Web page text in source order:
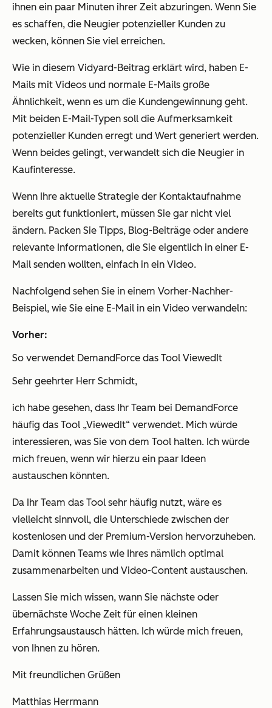
ihnen ein paar Minuten ihrer Zeit abzuringen. Wenn Sie
es schaffen, die Neugier potenzieller Kunden zu
wecken, können Sie viel erreichen.
Wie in diesem Vidyard-Beitrag erklärt wird, haben E-
Mails mit Videos und normale E-Mails große
Ähnlichkeit, wenn es um die Kundengewinnung geht.
Mit beiden E-Mail-Typen soll die Aufmerksamkeit
potenzieller Kunden erregt und Wert generiert werden.
Wenn beides gelingt, verwandelt sich die Neugier in
Kaufinteresse.
Wenn Ihre aktuelle Strategie der Kontaktaufnahme
bereits gut funktioniert, müssen Sie gar nicht viel
ändern. Packen Sie Tipps, Blog-Beiträge oder andere
relevante Informationen, die Sie eigentlich in einer E-
Mail senden wollten, einfach in ein Video.
Nachfolgend sehen Sie in einem Vorher-Nachher-
Beispiel, wie Sie eine E-Mail in ein Video verwandeln:
Vorher:
So verwendet DemandForce das Tool ViewedIt
Sehr geehrter Herr Schmidt,
ich habe gesehen, dass Ihr Team bei DemandForce
häufig das Tool „ViewedIt“ verwendet. Mich würde
interessieren, was Sie von dem Tool halten. Ich würde
mich freuen, wenn wir hierzu ein paar Ideen
austauschen könnten.
Da Ihr Team das Tool sehr häufig nutzt, wäre es
vielleicht sinnvoll, die Unterschiede zwischen der
kostenlosen und der Premium-Version hervorzuheben.
Damit können Teams wie Ihres nämlich optimal
zusammenarbeiten und Video-Content austauschen.
Lassen Sie mich wissen, wann Sie nächste oder
übernächste Woche Zeit für einen kleinen
Erfahrungsaustausch hätten. Ich würde mich freuen,
von Ihnen zu hören.
Mit freundlichen Grüßen
Matthias Herrmann